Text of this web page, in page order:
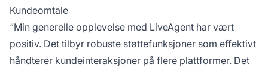
Kundeomtale
“Min generelle opplevelse med LiveAgent har vært
positiv. Det tilbyr robuste støttefunksjoner som effektivt
håndterer kundeinteraksjoner på flere plattformer. Det